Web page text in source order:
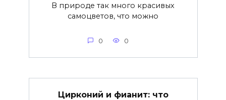
В природе так много красивых
самоцветов, что можно
0 0
Цирконий и фианит: что